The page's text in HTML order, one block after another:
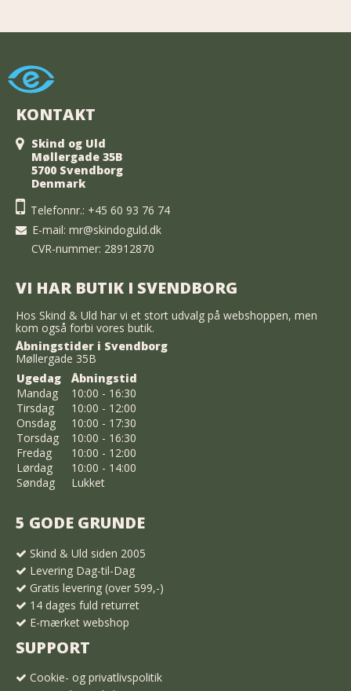
KONTAKT
Skind og Uld
Møllergade 35B
5700 Svendborg
Denmark
Telefonnr.: +45 60 93 76 74
E-mail: mr@skindoguld.dk
CVR-nummer: 28912870
VI HAR BUTIK I SVENDBORG
Hos Skind & Uld har vi et stort udvalg på webshoppen, men
kom også forbi vores butik.
Åbningstider i Svendborg
Møllergade 35B
Ugedag
Åbningstid
Mandag
10:00 - 16:30
Tirsdag
10:00 - 12:00
Onsdag
10:00 - 17:30
Torsdag
10:00 - 16:30
Fredag
10:00 - 12:00
Lørdag
10:00 - 14:00
Søndag
Lukket
5 GODE GRUNDE
Skind & Uld siden 2005
Levering Dag-til-Dag
Gratis levering (over 599,-)
14 dages fuld returret
E-mærket webshop
SUPPORT
Cookie- og privatlivspolitik